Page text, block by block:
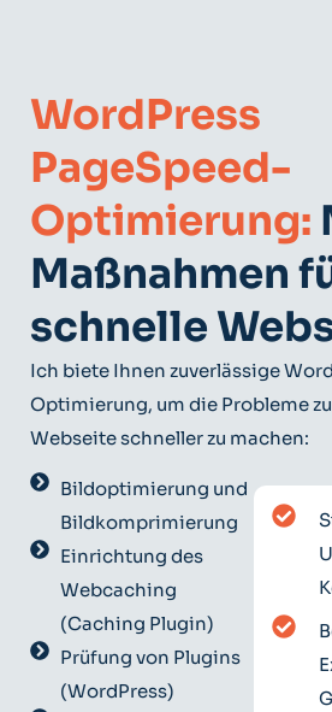
WordPress
PageSpeed-
Optimierung:
Maßnahmen
schnelle
Ich biete Ihnen zuverlässige
Optimierung, um die Probleme
Webseite schneller zu machen:
Bildoptimierung und
Bildkomprimierung
Einrichtung des
Webcaching
(Caching Plugin)
Prüfung von Plugins
(WordPress)